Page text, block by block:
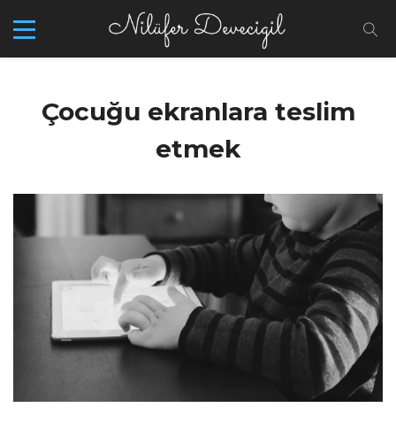
Çocuğu ekranlara teslim
etmek